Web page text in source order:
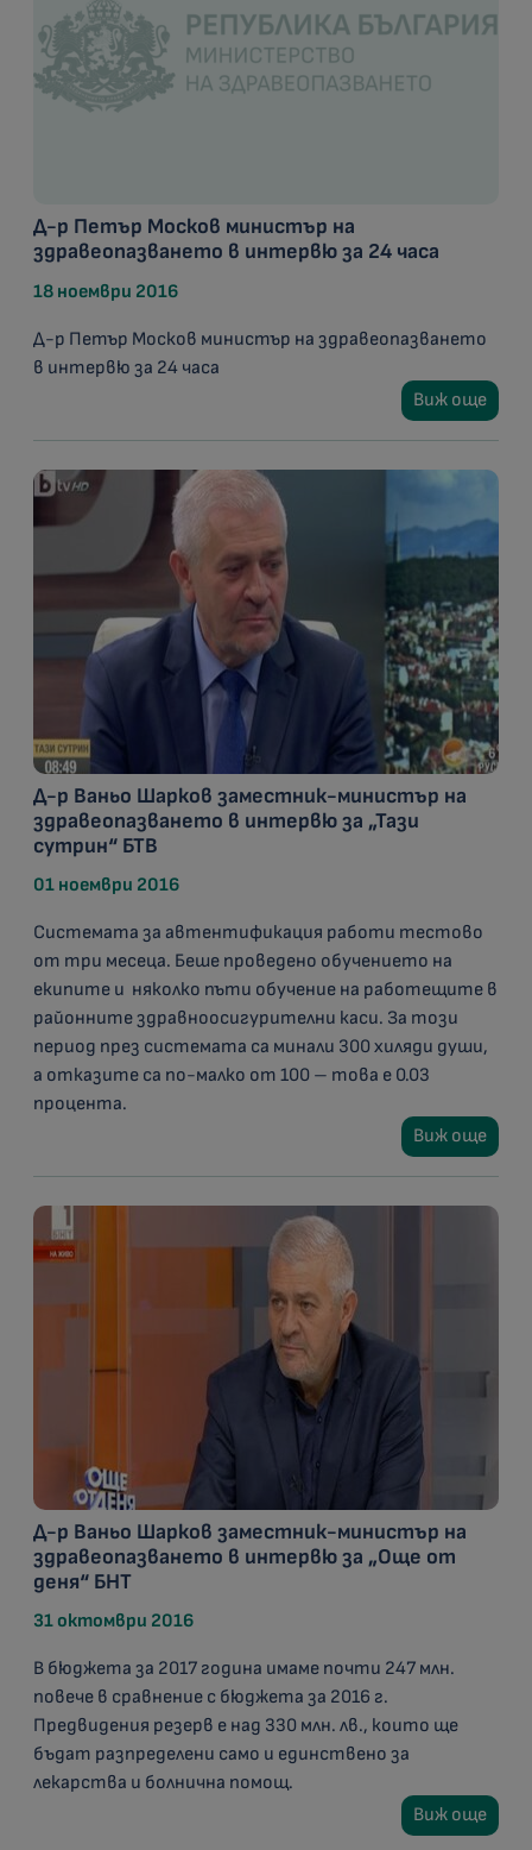
Д-р Петър Москов министър на
здравеопазването в интервю за 24 часа
18 ноември 2016
Д-р Петър Москов министър на здравеопазването
в интервю за 24 часа
Виж още
Д-р Ваньо Шарков заместник-министър на
здравеопазването в интервю за „Тази
сутрин“ БТВ
01 ноември 2016
Системата за автентификация работи тестово
от три месеца. Беше проведено обучението на
екипите и няколко пъти обучение на работещите в
районните здравноосигурителни каси. За този
период през системата са минали 300 хиляди души,
а отказите са по-малко от 100 – това е 0.03
процента.
Виж още
Д-р Ваньо Шарков заместник-министър на
здравеопазването в интервю за „Още от
деня“ БНТ
31 октомври 2016
В бюджета за 2017 година имаме почти 247 млн.
повече в сравнение с бюджета за 2016 г.
Предвидения резерв е над 330 млн. лв., които ще
бъдат разпределени само и единствено за
лекарства и болнична помощ.
Виж още